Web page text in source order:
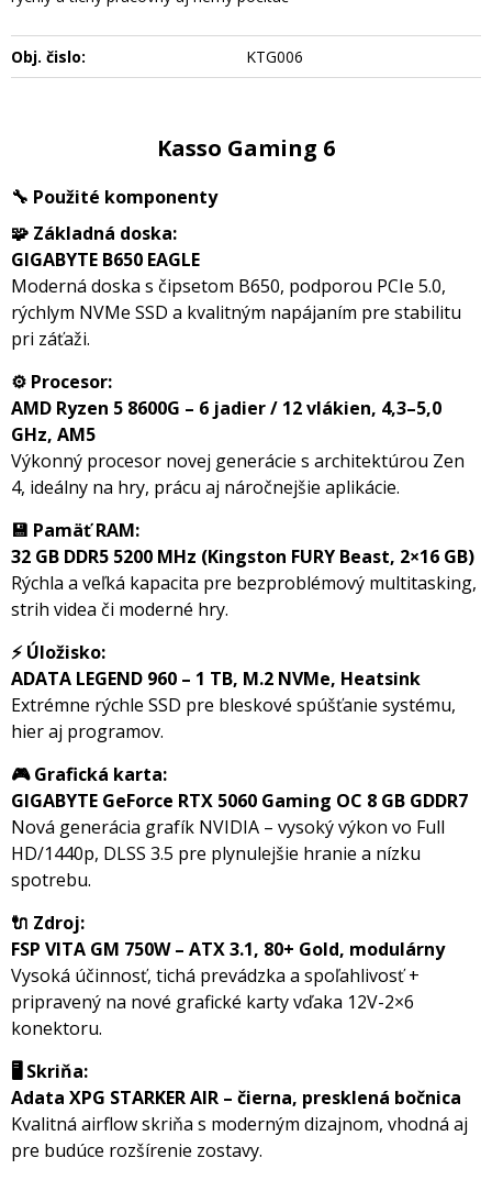
Obj. čislo: KTG006
Kasso Gaming 6
🔧 Použité komponenty
🧩 Základná doska:
GIGABYTE B650 EAGLE
Moderná doska s čipsetom B650, podporou PCIe 5.0,
rýchlym NVMe SSD a kvalitným napájaním pre stabilitu
pri záťaži.
⚙️ Procesor:
AMD Ryzen 5 8600G – 6 jadier / 12 vlákien, 4,3–5,0
GHz, AM5
Výkonný procesor novej generácie s architektúrou Zen
4, ideálny na hry, prácu aj náročnejšie aplikácie.
💾 Pamäť RAM:
32 GB DDR5 5200 MHz (Kingston FURY Beast, 2×16 GB)
Rýchla a veľká kapacita pre bezproblémový multitasking,
strih videa či moderné hry.
⚡ Úložisko:
ADATA LEGEND 960 – 1 TB, M.2 NVMe, Heatsink
Extrémne rýchle SSD pre bleskové spúšťanie systému,
hier aj programov.
🎮 Grafická karta:
GIGABYTE GeForce RTX 5060 Gaming OC 8 GB GDDR7
Nová generácia grafík NVIDIA – vysoký výkon vo Full
HD/1440p, DLSS 3.5 pre plynulejšie hranie a nízku
spotrebu.
🔌 Zdroj:
FSP VITA GM 750W – ATX 3.1, 80+ Gold, modulárny
Vysoká účinnosť, tichá prevádzka a spoľahlivosť +
pripravený na nové grafické karty vďaka 12V-2×6
konektoru.
🖥️ Skriňa:
Adata XPG STARKER AIR – čierna, presklená bočnica
Kvalitná airflow skriňa s moderným dizajnom, vhodná aj
pre budúce rozšírenie zostavy.